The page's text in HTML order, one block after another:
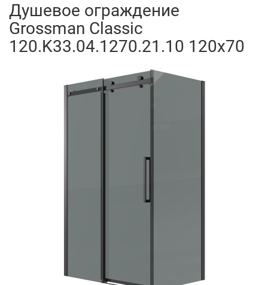
Душевое ограждение
Grossman Classic
120.K33.04.1270.21.10 120x70